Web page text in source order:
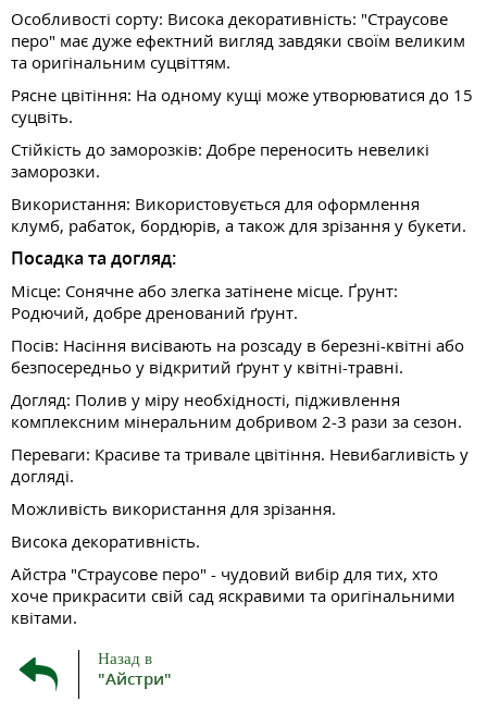
Особливості сорту: Висока декоративність: "Страусове
перо" має дуже ефектний вигляд завдяки своїм великим
та оригінальним суцвіттям.
Рясне цвітіння: На одному кущі може утворюватися до 15
суцвіть.
Стійкість до заморозків: Добре переносить невеликі
заморозки.
Використання: Використовується для оформлення
клумб, рабаток, бордюрів, а також для зрізання у букети.
Посадка та догляд:
Місце: Сонячне або злегка затінене місце. Ґрунт:
Родючий, добре дренований ґрунт.
Посів: Насіння висівають на розсаду в березні-квітні або
безпосередньо у відкритий ґрунт у квітні-травні.
Догляд: Полив у міру необхідності, підживлення
комплексним мінеральним добривом 2-3 рази за сезон.
Переваги: Красиве та тривале цвітіння. Невибагливість у
догляді.
Можливість використання для зрізання.
Висока декоративність.
Айстра "Страусове перо" - чудовий вибір для тих, хто
хоче прикрасити свій сад яскравими та оригінальними
квітами.
Назад в
"Айстри"